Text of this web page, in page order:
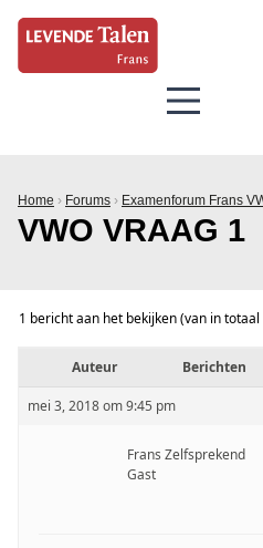
Home › Forums › Examenforum Frans
VWO VRAAG 1
1 bericht aan het bekijken (van in totaal
Auteur Berichten
mei 3, 2018 om 9:45 pm
Frans Zelfsprekend
Gast